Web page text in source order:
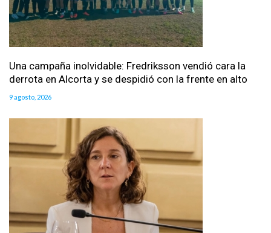
Una campaña inolvidable: Fredriksson vendió cara la
derrota en Alcorta y se despidió con la frente en alto
9 agosto, 2026